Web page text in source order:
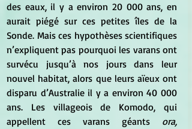
des eaux, il y a environ 20 000 ans, en
aurait piégé sur ces petites îles de la
Sonde. Mais ces hypothèses scientifiques
n’expliquent pas pourquoi les varans ont
survécu jusqu’à nos jours dans leur
nouvel habitat, alors que leurs aïeux ont
disparu d’Australie il y a environ 40 000
ans. Les villageois de Komodo, qui
appellent ces varans géants ora,